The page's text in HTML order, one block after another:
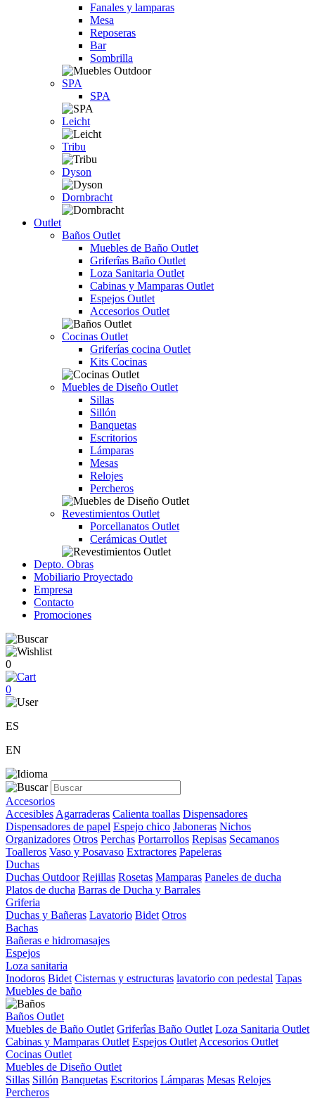
Fanales y lamparas
Mesa
Reposeras
Bar
Sombrilla
SPA
SPA
Leicht
Tribu
Dyson
Dornbracht
Outlet
Baños Outlet
Muebles de Baño Outlet
Griferîas Baño Outlet
Loza Sanitaria Outlet
Cabinas y Mamparas Outlet
Espejos Outlet
Accesorios Outlet
Cocinas Outlet
Griferías cocina Outlet
Kits Cocinas
Muebles de Diseño Outlet
Sillas
Sillón
Banquetas
Escritorios
Lámparas
Mesas
Relojes
Percheros
Revestimientos Outlet
Porcellanatos Outlet
Cerámicas Outlet
Depto. Obras
Mobiliario Proyectado
Empresa
Contacto
Promociones
0
0
ES
EN
Accesorios
Accesibles Agarraderas Calienta toallas Dispensadores
Dispensadores de papel Espejo chico Jaboneras Nichos
Organizadores Otros Perchas Portarrollos Repisas Secamanos
Toalleros Vaso y Posavaso Extractores Papeleras
Duchas
Duchas Outdoor Rejillas Rosetas Mamparas Paneles de ducha
Platos de ducha Barras de Ducha y Barrales
Griferia
Duchas y Bañeras Lavatorio Bidet Otros
Bachas
Bañeras e hidromasajes
Espejos
Loza sanitaria
Inodoros Bidet Cisternas y estructuras lavatorio con pedestal Tapas
Muebles de baño
Baños Outlet
Muebles de Baño Outlet Griferîas Baño Outlet Loza Sanitaria Outlet
Cabinas y Mamparas Outlet Espejos Outlet Accesorios Outlet
Cocinas Outlet
Muebles de Diseño Outlet
Sillas Sillón Banquetas Escritorios Lámparas Mesas Relojes
Percheros